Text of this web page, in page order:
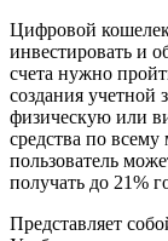
Цифровой кошелек
инвестировать и
счета нужно
создания учетной
физическую или
средства по
пользователь
получать до 21%
Представляет